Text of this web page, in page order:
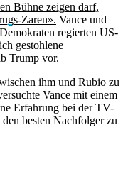
Bühne zeigen darf,
Zaren». Vance und
regierten US-
gestohlene
Trump vor.
ihm und Rubio zu
Vance mit einem
Erfahrung bei der TV-
besten Nachfolger zu